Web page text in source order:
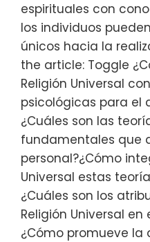
espirituales con
los individuos
únicos hacia la
the article: Toggle
Religión Universal
psicológicas para el
¿Cuáles son las
fundamentales que
personal?¿Cómo
Universal estas
¿Cuáles son los
Religión Universal
¿Cómo promueve